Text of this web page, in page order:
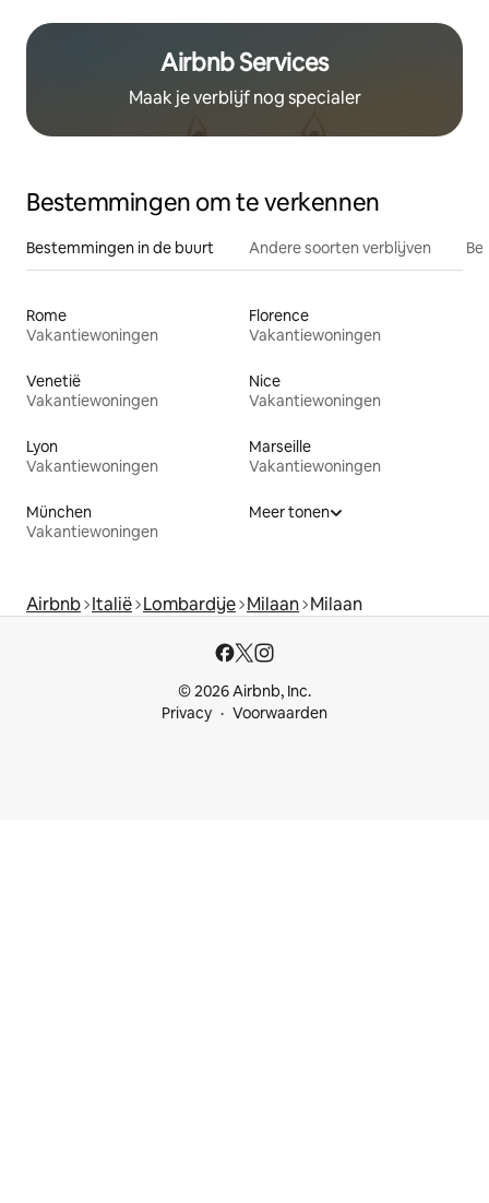
Airbnb Services
Maak je verblijf nog specialer
Bestemmingen om te verkennen
Bestemmingen in de buurt Andere soorten verblijven
Rome
Vakantiewoningen
Florence
Vakantiewoningen
Venetië
Vakantiewoningen
Nice
Vakantiewoningen
Lyon
Vakantiewoningen
Marseille
Vakantiewoningen
München
Vakantiewoningen
Meer tonen
Airbnb Italië Lombardije Milaan Milaan
© 2026 Airbnb, Inc.
Privacy
Voorwaarden